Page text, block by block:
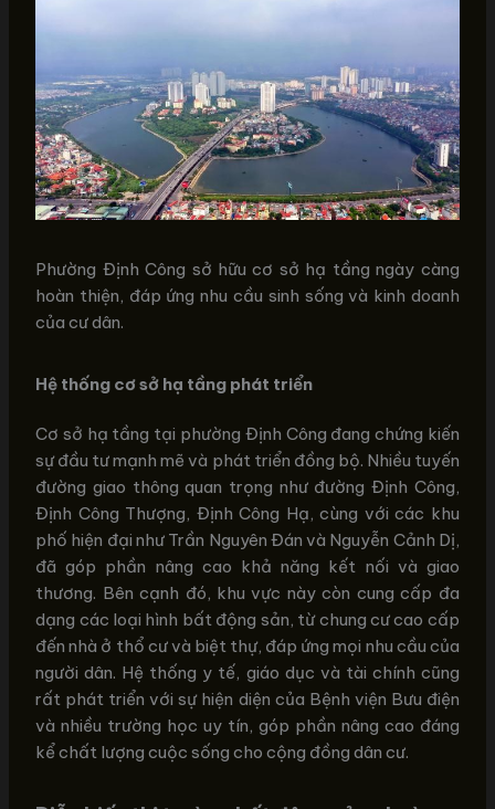
Phường Định Công sở hữu cơ sở hạ tầng ngày càng
hoàn thiện, đáp ứng nhu cầu sinh sống và kinh doanh
của cư dân.
Hệ thống cơ sở hạ tầng phát triển
Cơ sở hạ tầng tại phường Định Công đang chứng kiến
sự đầu tư mạnh mẽ và phát triển đồng bộ. Nhiều tuyến
đường giao thông quan trọng như đường Định Công,
Định Công Thượng, Định Công Hạ, cùng với các khu
phố hiện đại như Trần Nguyên Đán và Nguyễn Cảnh Dị,
đã góp phần nâng cao khả năng kết nối và giao
thương. Bên cạnh đó, khu vực này còn cung cấp đa
dạng các loại hình bất động sản, từ chung cư cao cấp
đến nhà ở thổ cư và biệt thự, đáp ứng mọi nhu cầu của
người dân. Hệ thống y tế, giáo dục và tài chính cũng
rất phát triển với sự hiện diện của Bệnh viện Bưu điện
và nhiều trường học uy tín, góp phần nâng cao đáng
kể chất lượng cuộc sống cho cộng đồng dân cư.